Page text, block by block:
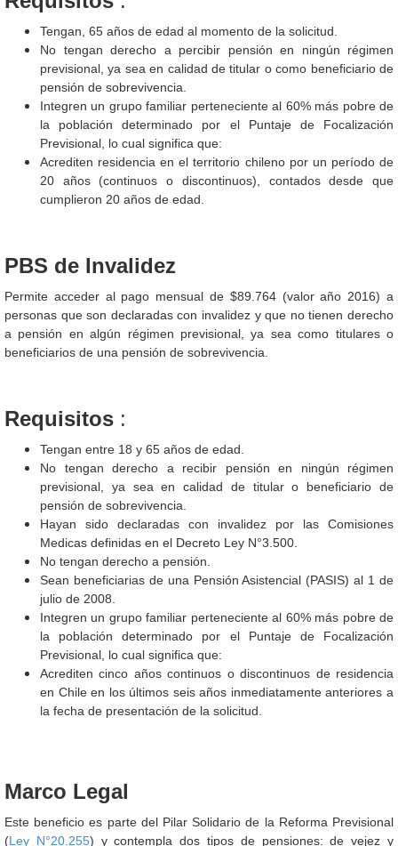
Tengan, 65 años de edad al momento de la solicitud.
No tengan derecho a percibir pensión en ningún régimen
previsional, ya sea en calidad de titular o como beneficiario de
pensión de sobrevivencia.
Integren un grupo familiar perteneciente al 60% más pobre de
la población determinado por el Puntaje de Focalización
Previsional, lo cual significa que:
Acrediten residencia en el territorio chileno por un período de
20 años (continuos o discontinuos), contados desde que
cumplieron 20 años de edad.
PBS de Invalidez
Permite acceder al pago mensual de $89.764 (valor año 2016) a
personas que son declaradas con invalidez y que no tienen derecho
a pensión en algún régimen previsional, ya sea como titulares o
beneficiarios de una pensión de sobrevivencia.
Requisitos :
Tengan entre 18 y 65 años de edad.
No tengan derecho a recibir pensión en ningún régimen
previsional, ya sea en calidad de titular o beneficiario de
pensión de sobrevivencia.
Hayan sido declaradas con invalidez por las Comisiones
Medicas definidas en el Decreto Ley N°3.500.
No tengan derecho a pensión.
Sean beneficiarias de una Pensión Asistencial (PASIS) al 1 de
julio de 2008.
Integren un grupo familiar perteneciente al 60% más pobre de
la población determinado por el Puntaje de Focalización
Previsional, lo cual significa que:
Acrediten cinco años continuos o discontinuos de residencia
en Chile en los últimos seis años inmediatamente anteriores a
la fecha de presentación de la solicitud.
Marco Legal
Este beneficio es parte del Pilar Solidario de la Reforma Previsional
(Ley N°20.255) y contempla dos tipos de pensiones: de vejez y